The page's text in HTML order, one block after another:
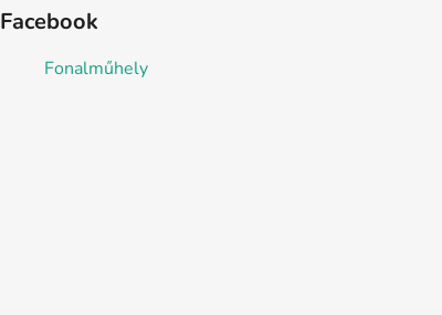
Facebook
Fonalműhely